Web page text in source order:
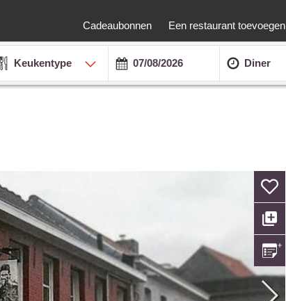
Cadeaubonnen Een restaurant toevoegen
Keukentype Diner